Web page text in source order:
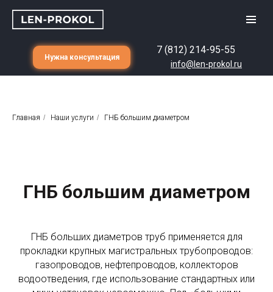
7 (812) 214-95-55
info@len-prokol.ru
Нужна консультация
Главная / Наши услуги / ГНБ большим диаметром
ГНБ большим диаметром
ГНБ больших диаметров труб применяется для
прокладки крупных магистральных трубопроводов:
газопроводов, нефтепроводов, коллекторов
водоотведения, где использование стандартных или